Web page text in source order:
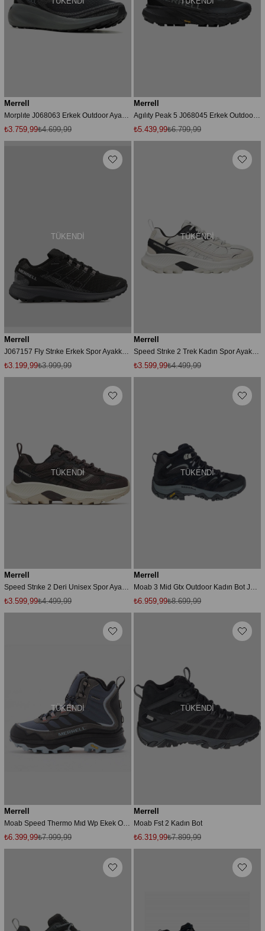
Merrell
Morplıte J068063 Erkek Outdoor Ayakkabı - Siyah
₺3.759,99₺4.699,99
Merrell
Agılıty Peak 5 J068045 Erkek Outdoor Ayakkabı - Siyah
₺5.439,99₺6.799,99
TÜKENDI
Merrell
₺3.199,99₺3.999,99
TÜKENDI
Merrell
₺3.599,99₺4.499,99
TÜKENDI
Merrell
Speed Strıke 2 Deri Unisex Spor Ayakkabı Kahverengi
₺3.599,99₺4.499,99
TÜKENDI
Merrell
Moab 3 Mid Gtx Outdoor Kadın Bot J036308
₺6.959,99₺8.699,99
TÜKENDI
Merrell
₺6.399,99₺7.999,99
TÜKENDI
Merrell
Moab Fst 2 Kadın Bot
₺6.319,99₺7.899,99